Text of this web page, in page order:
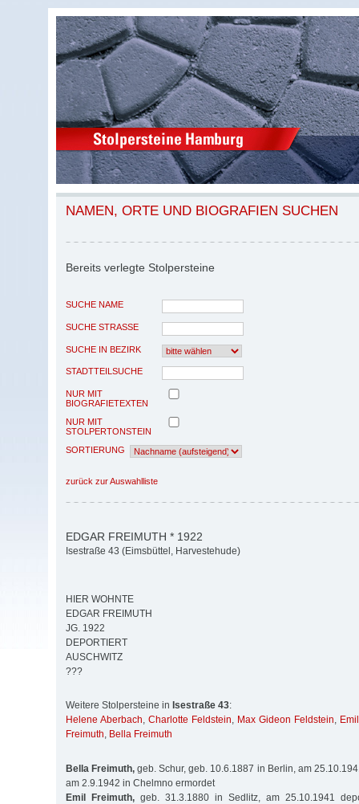
NAMEN, ORTE UND BIOGRAFIEN SUCHEN
Bereits verlegte Stolpersteine
SUCHE NAME
SUCHE STRASSE
SUCHE IN BEZIRK
STADTTEILSUCHE
NUR MIT
BIOGRAFIETEXTEN
NUR MIT
STOLPERTONSTEIN
SORTIERUNG
zurück zur Auswahlliste
EDGAR FREIMUTH * 1922
Isestraße 43 (Eimsbüttel, Harvestehude)
HIER WOHNTE
EDGAR FREIMUTH
JG. 1922
DEPORTIERT
AUSCHWITZ
???
Weitere Stolpersteine in Isestraße 43:
Helene Aberbach, Charlotte Feldstein, Max Gideon Feldstein,
Freimuth, Bella Freimuth
Bella Freimuth, geb. Schur, geb. 10.6.1887 in Berlin, am
am 2.9.1942 in Chelmno ermordet
Emil Freimuth, geb. 31.3.1880 in Sedlitz, am 25.10.1941